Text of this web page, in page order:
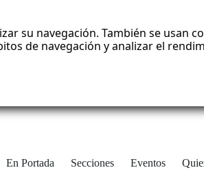
su navegación. También se usan
de navegación y analizar el
En Portada Secciones Eventos